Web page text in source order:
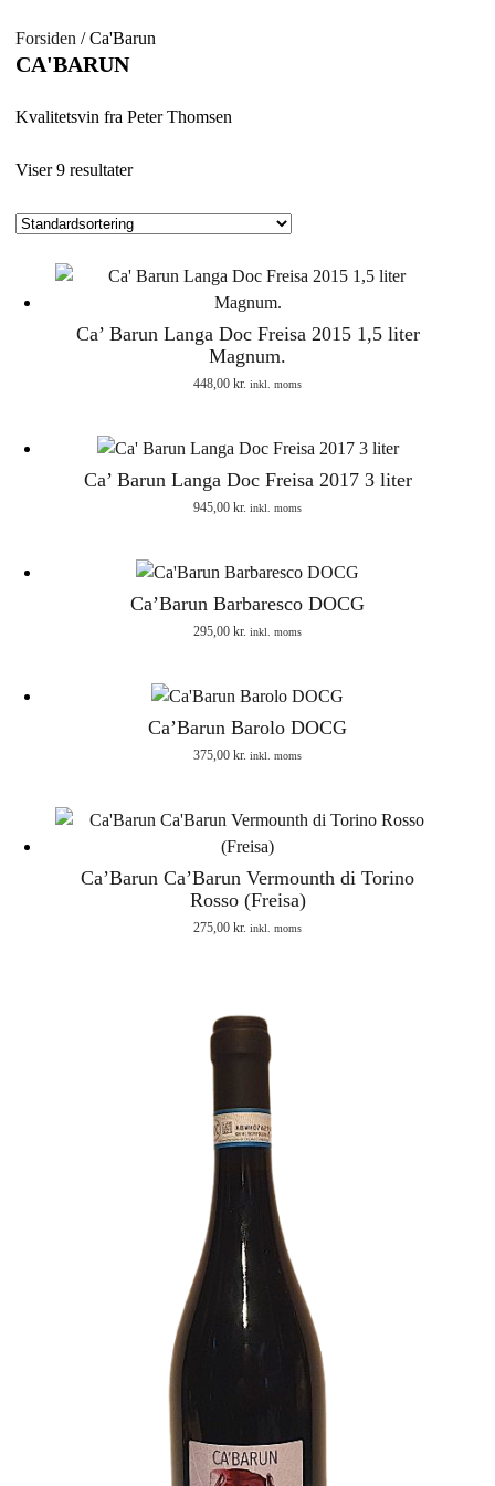
Forsiden / Ca'Barun
CA'BARUN
Kvalitetsvin fra Peter Thomsen
Viser 9 resultater
Ca’ Barun Langa Doc Freisa 2015 1,5 liter
Magnum.
448,00 kr. inkl. moms
Ca’ Barun Langa Doc Freisa 2017 3 liter
945,00 kr. inkl. moms
Ca’Barun Barbaresco DOCG
295,00 kr. inkl. moms
Ca’Barun Barolo DOCG
375,00 kr. inkl. moms
Ca’Barun Ca’Barun Vermounth di Torino
Rosso (Freisa)
275,00 kr. inkl. moms